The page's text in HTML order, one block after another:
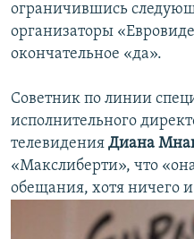
ограничившись
организаторы
окончательное «да».
Советник по линии
исполнительного
телевидения Диана
«Макслиберти», что
обещания, хотя ничего